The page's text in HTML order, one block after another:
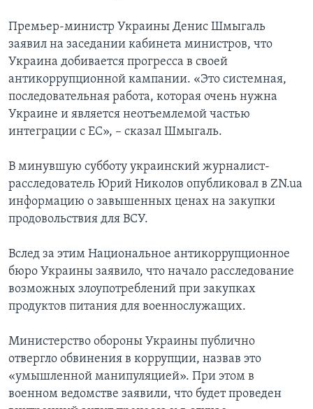
Премьер-министр Украины Денис Шмыгаль
заявил на заседании кабинета министров, что
Украина добивается прогресса в своей
антикоррупционной кампании. «Это системная,
последовательная работа, которая очень нужна
Украине и является неотъемлемой частью
интеграции с ЕС», – сказал Шмыгаль.
В минувшую субботу украинский журналист-
расследователь Юрий Николов опубликовал в ZN.ua
информацию о завышенных ценах на закупки
продовольствия для ВСУ.
Вслед за этим Национальное антикоррупционное
бюро Украины заявило, что начало расследование
возможных злоупотреблений при закупках
продуктов питания для военнослужащих.
Министерство обороны Украины публично
отвергло обвинения в коррупции, назвав это
«умышленной манипуляцией». При этом в
военном ведомстве заявили, что будет проведен